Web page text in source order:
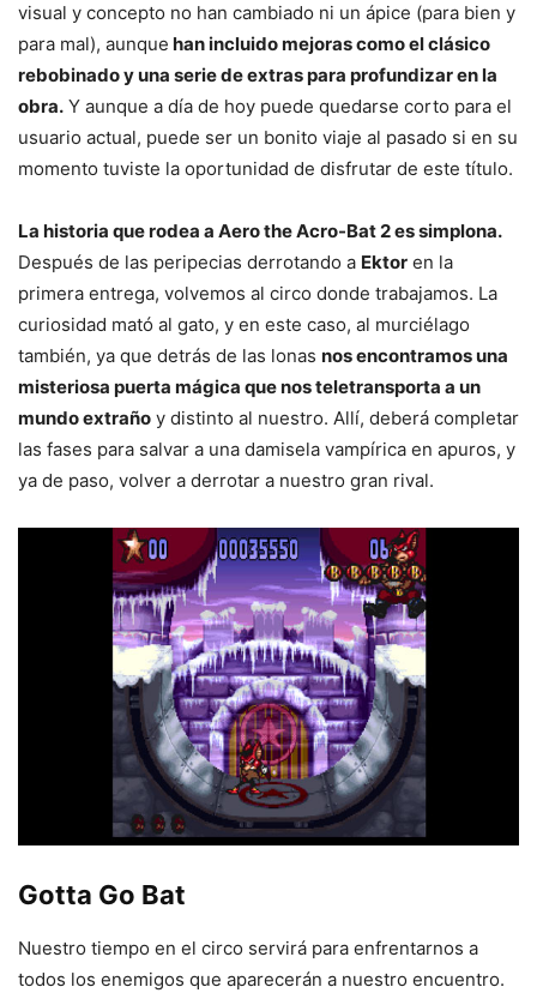
visual y concepto no han cambiado ni un ápice (para bien y
para mal), aunque han incluido mejoras como el clásico
rebobinado y una serie de extras para profundizar en la
obra. Y aunque a día de hoy puede quedarse corto para el
usuario actual, puede ser un bonito viaje al pasado si en su
momento tuviste la oportunidad de disfrutar de este título.
La historia que rodea a Aero the Acro-Bat 2 es simplona.
Después de las peripecias derrotando a Ektor en la
primera entrega, volvemos al circo donde trabajamos. La
curiosidad mató al gato, y en este caso, al murciélago
también, ya que detrás de las lonas nos encontramos una
misteriosa puerta mágica que nos teletransporta a un
mundo extraño y distinto al nuestro. Allí, deberá completar
las fases para salvar a una damisela vampírica en apuros, y
ya de paso, volver a derrotar a nuestro gran rival.
Gotta Go Bat
Nuestro tiempo en el circo servirá para enfrentarnos a
todos los enemigos que aparecerán a nuestro encuentro.